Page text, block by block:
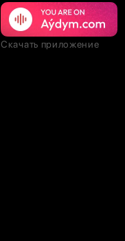
Скачать приложение